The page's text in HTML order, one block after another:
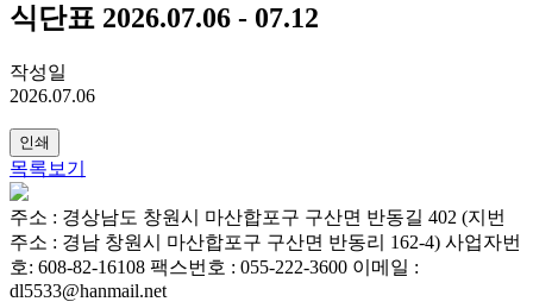
식단표 2026.07.06 - 07.12
작성일
2026.07.06
인쇄
목록보기
주소 : 경상남도 창원시 마산합포구 구산면 반동길 402 (지번
주소 : 경남 창원시 마산합포구 구산면 반동리 162-4) 사업자번
호: 608-82-16108 팩스번호 : 055-222-3600 이메일 :
dl5533@hanmail.net